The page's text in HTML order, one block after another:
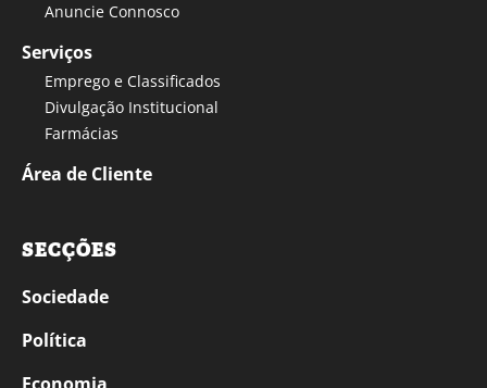
Anuncie Connosco
Serviços
Emprego e Classificados
Divulgação Institucional
Farmácias
Área de Cliente
SECÇÕES
Sociedade
Política